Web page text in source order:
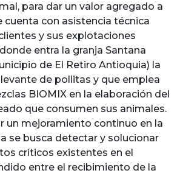
para dar un valor agregado a
cuenta con asistencia técnica
y sus explotaciones
entra la granja Santana
de El Retiro Antioquia) la
de pollitas y que emplea
BIOMIX en la elaboración del
que consumen sus animales.
un mejoramiento continuo en la
se busca detectar y solucionar
críticos existentes en el
entre el recibimiento de la